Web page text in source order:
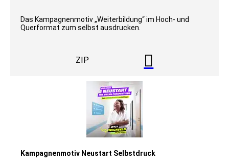
Das Kampagnenmotiv „Weiterbildung“ im Hoch- und
Querformat zum selbst ausdrucken.
ZIP 
Kampagnenmotiv Neustart Selbstdruck